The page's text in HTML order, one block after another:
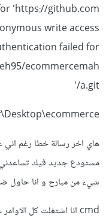
'https://github.com':
write access.
failed for
ecommercemah
a.git/'
هاي اخر رسالة خطا رغم
مستودع جديد فيك تساعدني
شيء من مبارح و انا حاول
cmd انا اشتغلت كل الاوامر على